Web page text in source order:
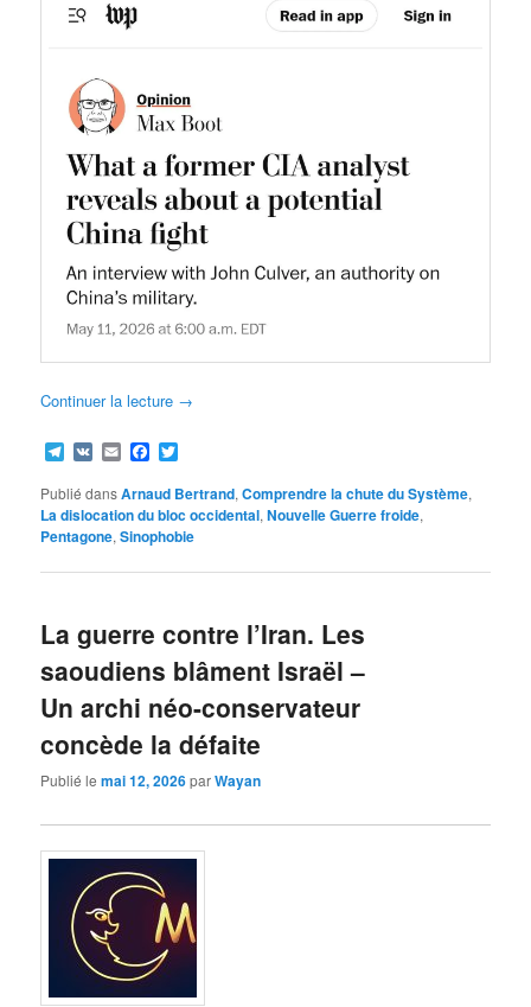
Continuer la lecture →
Telegram
VK EmailFacebook
Publié dansArnaud Bertrand,Comprendre la chute du Système,
La dislocation du bloc occidental,Nouvelle Guerre froide,
Pentagone,Sinophobie
La guerre contre l’Iran. Les
saoudiens blâment Israël –
Un archi néo-conservateur
concède la défaite
Publié lemai 12, 2026parWayan